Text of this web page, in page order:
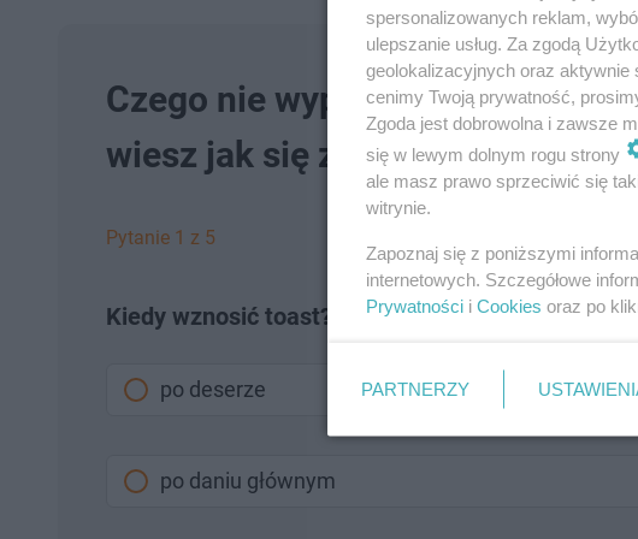
Czego nie wypada robić na
wiesz jak się zachować!
Pytanie 1 z 5
Kiedy wznosić toast?
po deserze
po daniu głównym
spersonalizowanych reklam,
ulepszanie usług. Za zgodą
geolokalizacyjnych oraz
cenimy Twoją prywatność,
Zgoda jest dobrowolna i zawsze
się w lewym dolnym rogu strony
ale masz prawo sprzeciwić się
witrynie.
Zapoznaj się z poniższymi
internetowych. Szczegółowe
Prywatności i Cookies oraz po
PARTNERZY